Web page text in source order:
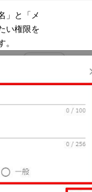
」と「メ
い権限を